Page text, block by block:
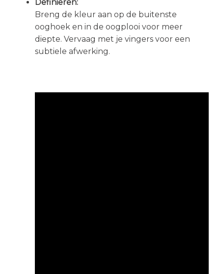
Definiëren:
Breng de kleur aan op de buitenste
ooghoek en in de oogplooi voor meer
diepte. Vervaag met je vingers voor een
subtiele afwerking.